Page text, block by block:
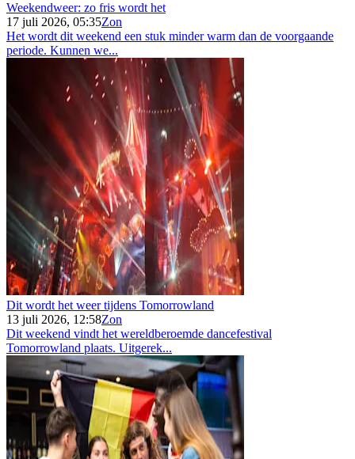
Weekendweer: zo fris wordt het
17 juli 2026, 05:35Zon
Het wordt dit weekend een stuk minder warm dan de voorgaande
periode. Kunnen we...
Dit wordt het weer tijdens Tomorrowland
13 juli 2026, 12:58Zon
Dit weekend vindt het wereldberoemde dancefestival
Tomorrowland plaats. Uitgerek...